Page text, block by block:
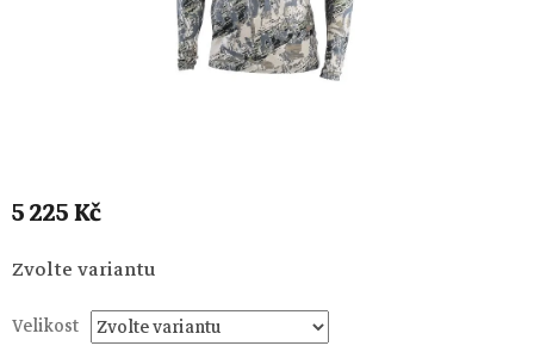
5 225 Kč
Měrná
cena:
Zvolte variantu
Velikost